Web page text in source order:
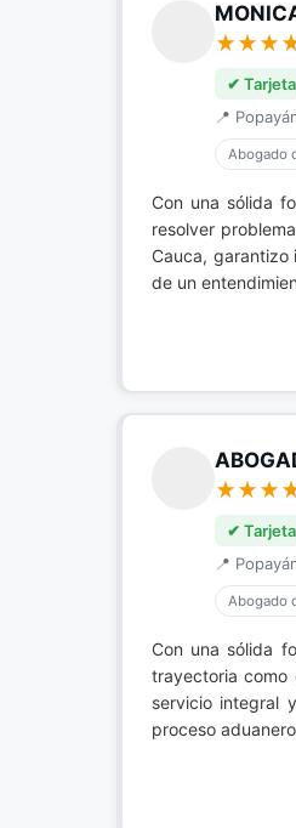
✔
📍
Abogado
Con una sólida
resolver
Cauca, garantizo
de un
✔
📍
Abogado
Con una sólida
trayectoria como
servicio integral
proceso